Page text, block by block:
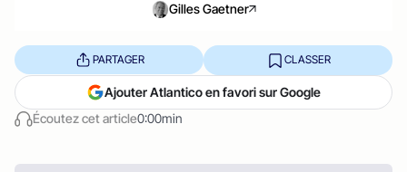
Gilles Gaetner
Écoutez cet article0:00min
PARTAGER CLASSER
Ajouter Atlantico en favori sur Google